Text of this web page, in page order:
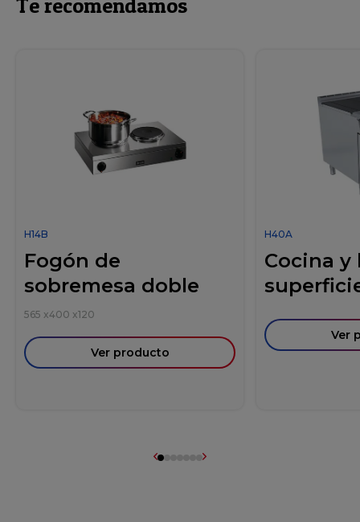
Te recomendamos
H14B
Fogón de
sobremesa doble
565 x400 x120
Ver producto
H40A
Cocina y
Ver